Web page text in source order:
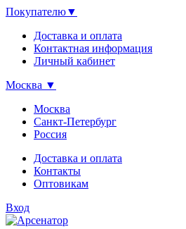
Покупателю▼
Доставка и оплата
Контактная информация
Личный кабинет
Москва ▼
Москва
Санкт-Петербург
Россия
Доставка и оплата
Контакты
Оптовикам
Вход